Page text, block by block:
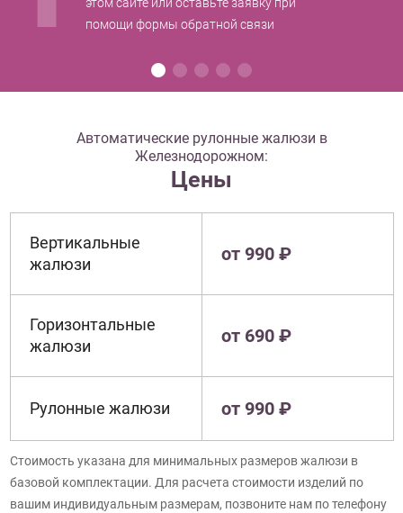
помощи формы обратной связи
Автоматические рулонные жалюзи в
Железнодорожном:
Цены
Вертикальные
жалюзи
от 990 ₽
Горизонтальные
жалюзи
от 690 ₽
Рулонные жалюзи от 990 ₽
Стоимость указана для минимальных размеров жалюзи в
базовой комплектации. Для расчета стоимости изделий по
вашим индивидуальным размерам, позвоните нам по телефону